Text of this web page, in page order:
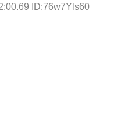
ID:76w7Yls60